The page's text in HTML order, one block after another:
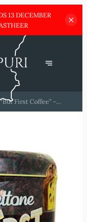
13 DECEMBER
“But First Coffee” –
moderne et